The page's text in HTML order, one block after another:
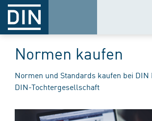
Normen kaufen
Normen und Standards kaufen bei DIN
DIN-Tochtergesellschaft